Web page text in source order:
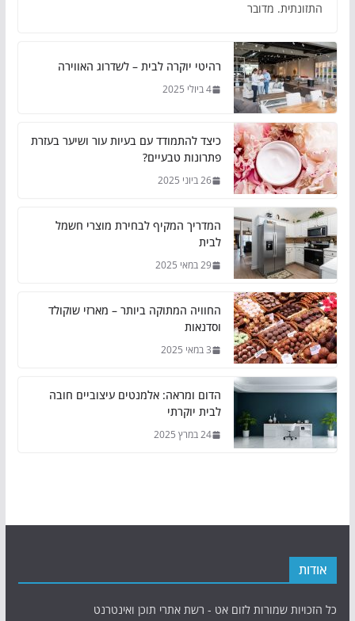
התזונתית. מדובר
רהיטי יוקרה לבית – לשדרוג האווירה
4 ביולי 2025
כיצד להתמודד עם בעיות עור ושיער בעזרת
פתרונות טבעיים?
26 ביוני 2025
המדריך המקיף לבחירת מוצרי חשמל
לבית
29 במאי 2025
החוויה המתוקה ביותר – מארזי שוקולד
וסדנאות
3 במאי 2025
הדום ומראה: אלמנטים עיצוביים חובה
לבית יוקרתי
24 במרץ 2025
אודות
כל הזכויות שמורות לזום אט - רשת אתרי תוכן ואינטרנט